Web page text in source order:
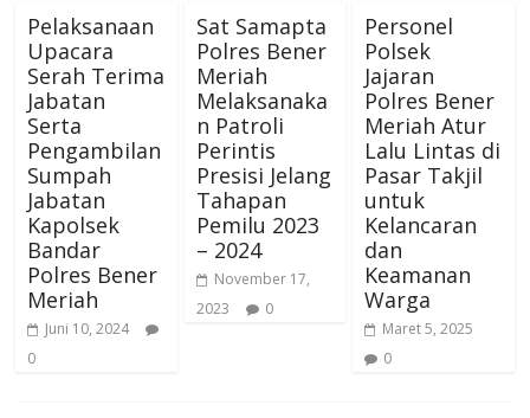
Pelaksanaan
Upacara
Serah Terima
Jabatan
Serta
Pengambilan
Sumpah
Jabatan
Kapolsek
Bandar
Polres Bener
Meriah
Juni 10, 2024
0
Sat Samapta
Polres Bener
Meriah
Melaksanaka
n Patroli
Perintis
Presisi Jelang
Tahapan
Pemilu 2023
– 2024
November 17,
2023
0
Personel
Polsek
Jajaran
Polres Bener
Meriah Atur
Lalu Lintas di
Pasar Takjil
untuk
Kelancaran
dan
Keamanan
Warga
Maret 5, 2025
0